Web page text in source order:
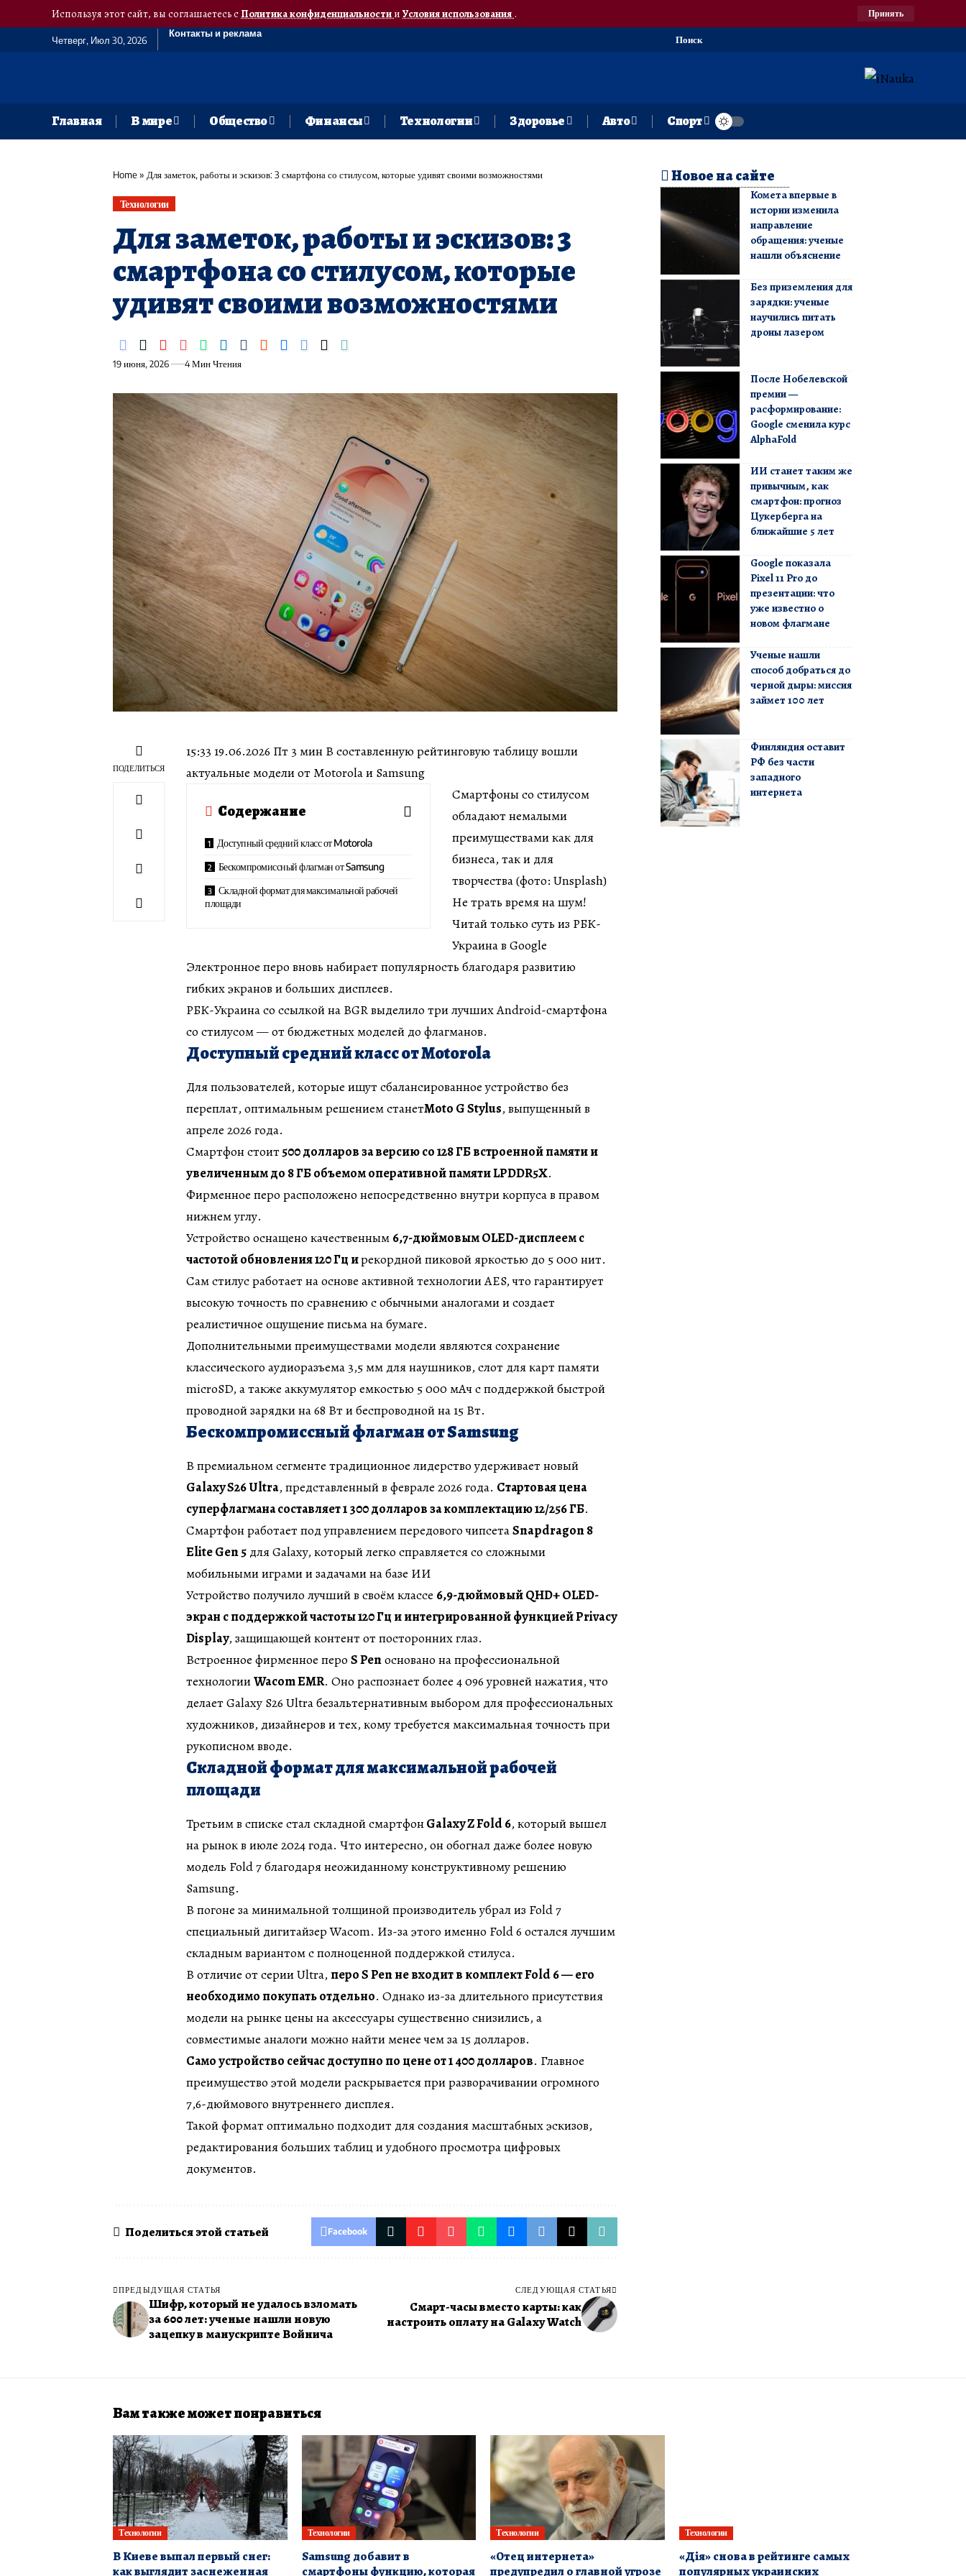
Используя этот сайт, вы соглашаетесь сПолитика конфиденциальностии Условия использования. Принять
Четверг, Июл 30, 2026
Контакты и реклама
Поиск
Главная В мире Общество Финансы Технологии Здоровье Авто Спорт
Home» Для заметок, работы и эскизов: 3 смартфона со стилусом, которые удивят своими возможностями
Технологии
Для заметок, работы и эскизов: 3
смартфона со стилусом, которые
удивят своими возможностями
19 июня, 2026 4 Мин Чтения
ПОДЕЛИТЬСЯ
15:33 19.06.2026 Пт 3 мин В составленную рейтинговую таблицу вошли
актуальные модели от Motorola и Samsung
Содержание
Доступный средний класс от Motorola
Бескомпромиссный флагман от Samsung
Складной формат для максимальной рабочей
площади
Смартфоны со стилусом
обладают немалыми
преимуществами как для
бизнеса, так и для
творчества (фото: Unsplash)
Не трать время на шум!
Читай только суть из РБК-
Украина в Google
Электронное перо вновь набирает популярность благодаря развитию
гибких экранов и больших дисплеев.
РБК-Украина со ссылкой на BGR выделило три лучших Android-смартфона
со стилусом — от бюджетных моделей до флагманов.
Доступный средний класс от Motorola
Для пользователей, которые ищут сбалансированное устройство без
переплат, оптимальным решением станетMoto G Stylus, выпущенный в
апреле 2026 года.
Смартфон стоит500 долларов за версию со 128 ГБ встроенной памяти и
увеличенным до 8 ГБ объемом оперативной памяти LPDDR5X.
Фирменное перо расположено непосредственно внутри корпуса в правом
нижнем углу.
Устройство оснащено качественным 6,7-дюймовым OLED-дисплеем с
частотой обновления 120 Гц ирекордной пиковой яркостью до 5 000 нит.
Сам стилус работает на основе активной технологии AES, что гарантирует
высокую точность по сравнению с обычными аналогами и создает
реалистичное ощущение письма на бумаге.
Дополнительными преимуществами модели являются сохранение
классического аудиоразъема 3,5 мм для наушников, слот для карт памяти
microSD, а также аккумулятор емкостью 5 000 мАч с поддержкой быстрой
проводной зарядки на 68 Вт и беспроводной на 15 Вт.
Бескомпромиссный флагман от Samsung
В премиальном сегменте традиционное лидерство удерживает новый
Galaxy S26 Ultra, представленный в феврале 2026 года. Стартовая цена
суперфлагмана составляет 1 300 долларов за комплектацию 12/256 ГБ.
Смартфон работает под управлением передового чипсетаSnapdragon 8
Elite Gen 5 для Galaxy, который легко справляется со сложными
мобильными играми и задачами на базе ИИ
Устройство получило лучший в своём классе 6,9-дюймовый QHD+ OLED-
экран с поддержкой частоты 120 Гц и интегрированной функцией Privacy
Display, защищающей контент от посторонних глаз.
Встроенное фирменное перо S Penосновано на профессиональной
технологииWacom EMR. Оно распознает более 4 096 уровней нажатия, что
делает Galaxy S26 Ultra безальтернативным выбором для профессиональных
художников, дизайнеров и тех, кому требуется максимальная точность при
рукописном вводе.
Складной формат для максимальной рабочей
площади
Третьим в списке стал складной смартфонGalaxy Z Fold 6, который вышел
на рынок в июле 2024 года. Что интересно, он обогнал даже более новую
модель Fold 7 благодаря неожиданному конструктивному решению
Samsung.
В погоне за минимальной толщиной производитель убрал из Fold 7
специальный дигитайзер Wacom. Из-за этого именно Fold 6 остался лучшим
складным вариантом с полноценной поддержкой стилуса.
В отличие от серии Ultra, перо S Pen не входит в комплект Fold 6 — его
необходимо покупать отдельно. Однако из-за длительного присутствия
модели на рынке цены на аксессуары существенно снизились, а
совместимые аналоги можно найти менее чем за 15 долларов.
Само устройство сейчас доступно по цене от 1 400 долларов. Главное
преимущество этой модели раскрывается при разворачивании огромного
7,6-дюймового внутреннего дисплея.
Такой формат оптимально подходит для создания масштабных эскизов,
редактирования больших таблиц и удобного просмотра цифровых
документов.
Поделиться этой статьей Facebook
ПРЕДЫДУЩАЯ СТАТЬЯ
Шифр, который не удалось взломать
за 600 лет: ученые нашли новую
зацепку в манускрипте Войнича
СЛЕДУЮЩАЯ СТАТЬЯ
Смарт-часы вместо карты: как
настроить оплату на Galaxy Watch
Новое на сайте
Комета впервые в
истории изменила
направление
обращения: ученые
нашли объяснение
Без приземления для
зарядки: ученые
научились питать
дроны лазером
После Нобелевской
премии —
расформирование:
Google сменила курс
AlphaFold
ИИ станет таким же
привычным, как
смартфон: прогноз
Цукерберга на
ближайшие 5 лет
Google показала
Pixel 11 Pro до
презентации: что
уже известно о
новом флагмане
Ученые нашли
способ добраться до
черной дыры: миссия
займет 100 лет
Финляндия оставит
РФ без части
западного
интернета
Вам также может понравиться
Технологии
В Киеве выпал первый снег:
как выглядит заснеженная
Технологии
Samsung добавит в
смартфоны функцию, которая
Технологии
«Отец интернета»
предупредил о главной угрозе
Технологии
«Дія» снова в рейтинге самых
популярных украинских